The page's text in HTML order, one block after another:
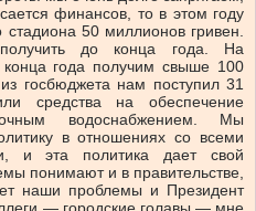
финансов, то в этом году
стадиона 50 миллионов гривен.
до конца года. На
года получим свыше 100
госбюджета нам поступил 31
средства на обеспечение
водоснабжением. Мы
в отношениях со всеми
и эта политика дает свой
понимают и в правительстве,
наши проблемы и Президент